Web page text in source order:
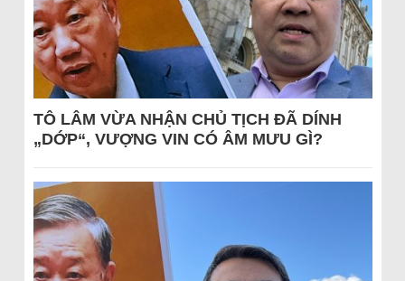
TÔ LÂM VỪA NHẬN CHỦ TỊCH ĐÃ DÍNH
„DỚP“, VƯỢNG VIN CÓ ÂM MƯU GÌ?